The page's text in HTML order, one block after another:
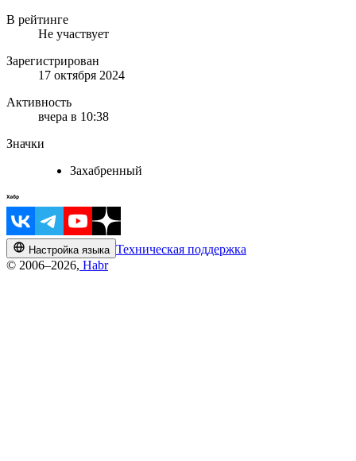
В рейтинге
Не участвует
Зарегистрирован
17 октября 2024
Активность
вчера в 10:38
Значки
Захабренный
Настройка языка Техническая поддержка
© 2006–2026, Habr